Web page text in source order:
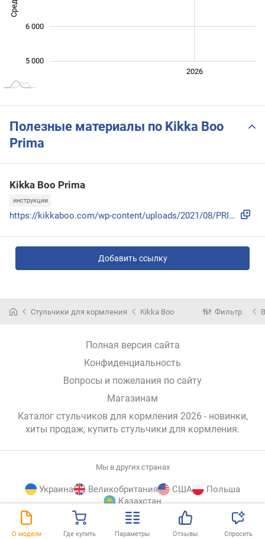
О модели Где купить Параметры Отзывы Спросить
5 000
6 000
2026
Полезные материалы по Kikka Boo
Prima
Kikka Boo Prima
инструкции
https://kikkaboo.com/wp-content/uploads/2021/08/PRIMA-3-IN-...
Добавить ссылку
Стульчики для кормления Kikka Boo Фильтр
Полная версия сайта
Конфиденциальность
Вопросы и пожелания по сайту
Магазинам
Каталог стульчиков для кормления 2026 - новинки,
хиты продаж, купить стульчики для кормления.
Мы в других странах
Украина Великобритания США
Польша
Казахстан
© E-Katalog, 2026 НАВЕРХ